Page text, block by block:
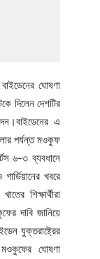
ঘোষণা
দিলেন দেশটির
এ
পর্যন্ত মওকুফ
৬-৩ ব্যবধানে
খবরে
শিক্ষার্থীরা
দাবি জানিয়ে
যুক্তরাষ্ট্রের
ঘোষণা